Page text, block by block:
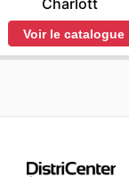
Voir le catalogue